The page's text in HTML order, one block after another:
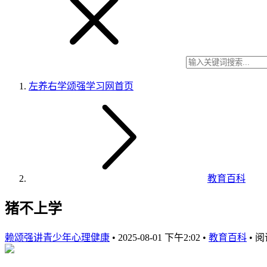
左养右学颂强学习网首页
教育百科
猪不上学
赖颂强讲青少年心理健康 • 2025-08-01 下午2:02 • 教育百科 • 阅